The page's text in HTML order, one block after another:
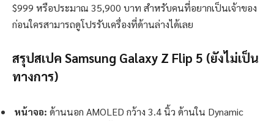
$999 หรือประมาณ 35,900 บาท สำหรับคนที่อยากเป็นเจ้าของ
ก่อนใครสามารถดูโปรรับเครื่องที่ด้านล่างได้เลย
สรุปสเปค Samsung Galaxy Z Flip 5 (ยังไม่เป็น
ทางการ)
หน้าจอ: ด้านนอก AMOLED กว้าง 3.4 นิ้ว ด้านใน Dynamic